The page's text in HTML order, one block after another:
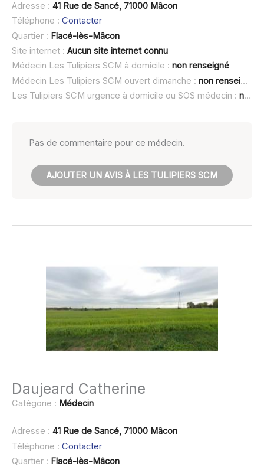
Adresse : 41 Rue de Sancé, 71000 Mâcon
Téléphone : Contacter
Quartier : Flacé-lès-Mâcon
Site internet : Aucun site internet connu
Médecin Les Tulipiers SCM à domicile : non renseigné
Médecin Les Tulipiers SCM ouvert dimanche : non renseigné
Les Tulipiers SCM urgence à domicile ou SOS médecin : non renseigné
Pas de commentaire pour ce médecin.
AJOUTER UN AVIS À LES TULIPIERS SCM
Daujeard Catherine
Catégorie : Médecin
Adresse : 41 Rue de Sancé, 71000 Mâcon
Téléphone : Contacter
Quartier : Flacé-lès-Mâcon